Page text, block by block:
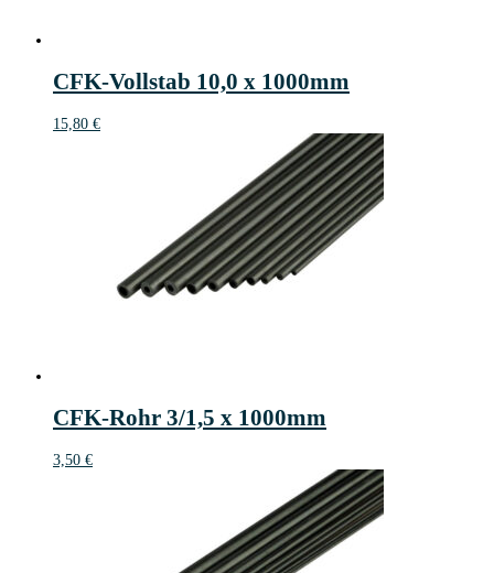
CFK-Vollstab 10,0 x 1000mm
15,80 €
CFK-Rohr 3/1,5 x 1000mm
3,50 €